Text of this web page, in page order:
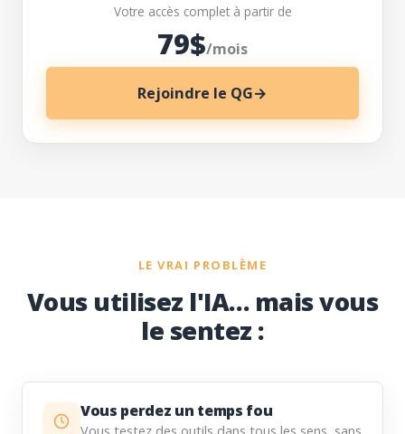
Votre accès complet à partir de
79$/mois
Rejoindre le QG→
LE VRAI PROBLÈME
Vous utilisez l'IA… mais vous
le sentez :
Vous perdez un temps fou